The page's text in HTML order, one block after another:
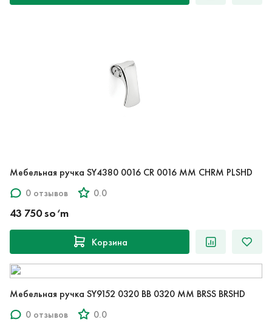
Мебельная ручка SY4380 0016 CR 0016 MM CHRM PLSHD
0 отзывов
0.0
43 750 so‘m
Корзина
Мебельная ручка SY9152 0320 BB 0320 MM BRSS BRSHD
0 отзывов
0.0